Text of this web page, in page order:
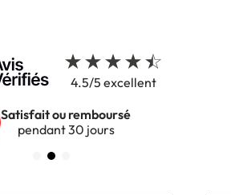
4.5/5 excellent
Satisfait ou remboursé
pendant 30 jours